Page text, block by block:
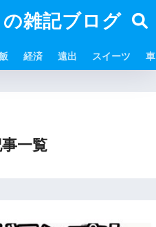
雑記ブログ
経済 遠出 スイーツ 車
一覧